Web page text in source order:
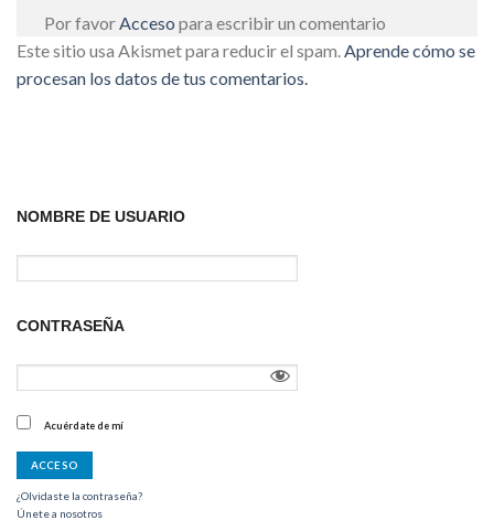
Por favor Acceso para escribir un comentario
Este sitio usa Akismet para reducir el spam. Aprende cómo se
procesan los datos de tus comentarios.
NOMBRE DE USUARIO
CONTRASEÑA
Acuérdate de mí
¿Olvidaste la contraseña?
Únete a nosotros